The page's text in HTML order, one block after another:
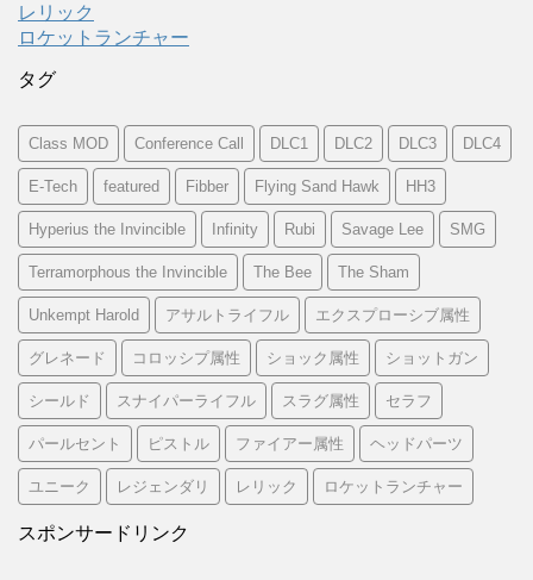
レリック
ロケットランチャー
タグ
Class MOD Conference Call DLC1 DLC2 DLC3 DLC4
E-Tech featured Fibber Flying Sand Hawk HH3
Hyperius the Invincible Infinity Rubi Savage Lee SMG
Terramorphous the Invincible The Bee The Sham
Unkempt Harold アサルトライフル エクスプローシブ属性
グレネード コロッシプ属性 ショック属性 ショットガン
シールド スナイパーライフル スラグ属性 セラフ
パールセント ピストル ファイアー属性 ヘッドパーツ
ユニーク レジェンダリ レリック ロケットランチャー
スポンサードリンク